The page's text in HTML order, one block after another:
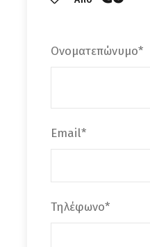
Ονοματεπώνυμο*
Email*
Τηλέφωνο*
στις 15:00 μμ,
Ημέρα 2η Μήλος
Μετά το πρωινό
πούλμαν , και θα